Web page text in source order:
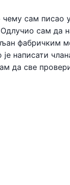
чему сам писао
сам да
фабричким
написати
да све